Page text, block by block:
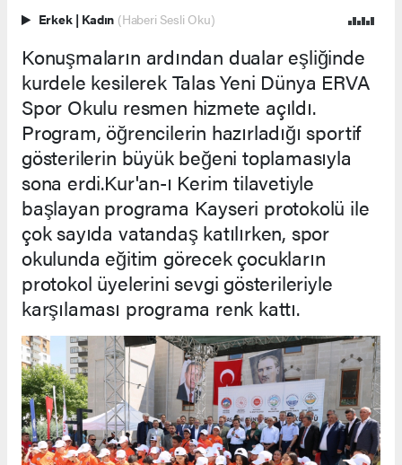
Erkek | Kadın (Haberi Sesli Oku)
Konuşmaların ardından dualar eşliğinde
kurdele kesilerek Talas Yeni Dünya ERVA
Spor Okulu resmen hizmete açıldı.
Program, öğrencilerin hazırladığı sportif
gösterilerin büyük beğeni toplamasıyla
sona erdi.Kur'an-ı Kerim tilavetiyle
başlayan programa Kayseri protokolü ile
çok sayıda vatandaş katılırken, spor
okulunda eğitim görecek çocukların
protokol üyelerini sevgi gösterileriyle
karşılaması programa renk kattı.